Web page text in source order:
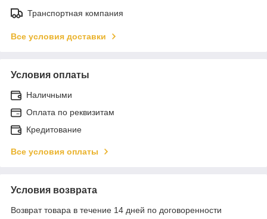
Транспортная компания
Все условия доставки
Условия оплаты
Наличными
Оплата по реквизитам
Кредитование
Все условия оплаты
Условия возврата
Возврат товара в течение 14 дней по договоренности